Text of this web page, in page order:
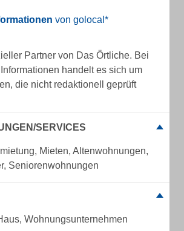
von golocal*
Partner von Das Örtliche. Bei
handelt es sich um
die nicht redaktionell geprüft
SERVICES
Mieten, Altenwohnungen,
Seniorenwohnungen
Wohnungsunternehmen